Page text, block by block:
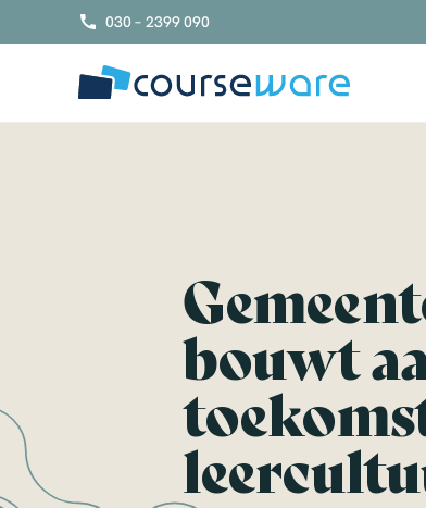
030 – 2399 090
bouwt